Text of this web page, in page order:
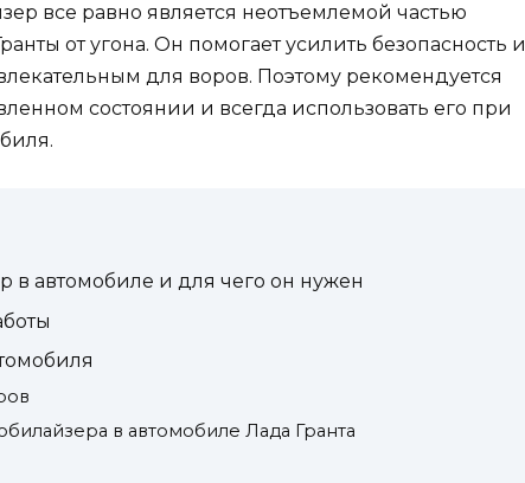
все равно является неотъемлемой частью
от угона. Он помогает усилить безопасность и
для воров. Поэтому рекомендуется
состоянии и всегда использовать его при
в автомобиле и для чего он нужен
в автомобиле Лада Гранта